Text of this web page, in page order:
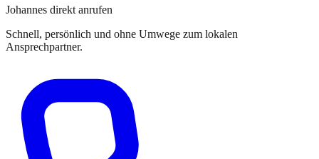
Johannes direkt anrufen
Schnell, persönlich und ohne Umwege zum lokalen
Ansprechpartner.